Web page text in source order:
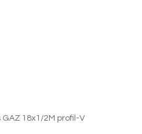
18x1/2M profil-V